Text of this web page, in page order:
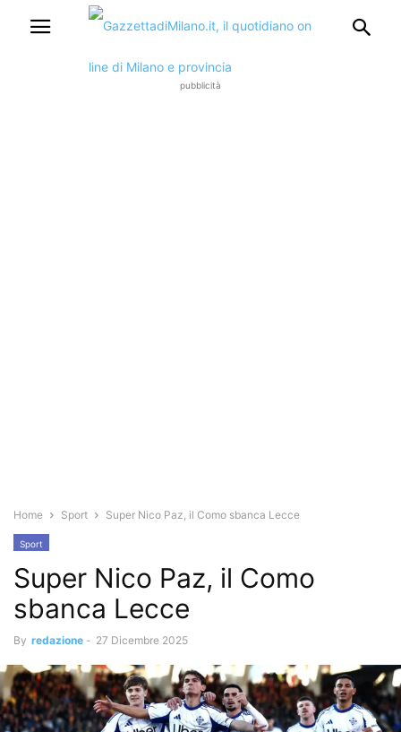
pubblicità
Home Sport Super Nico Paz, il Como sbanca Lecce
Sport
Super Nico Paz, il Como
sbanca Lecce
By redazione - 27 Dicembre 2025